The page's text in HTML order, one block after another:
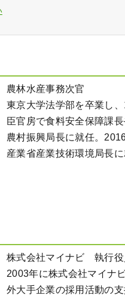
農林水産事務次官
東京大学法学部を卒業し
臣官房で食料安全保障課
農村振興局長に就任。
産業省産業技術環境局長
株式会社マイナビ 執行
2003年に株式会社マイナ
外大手企業の採用活動の